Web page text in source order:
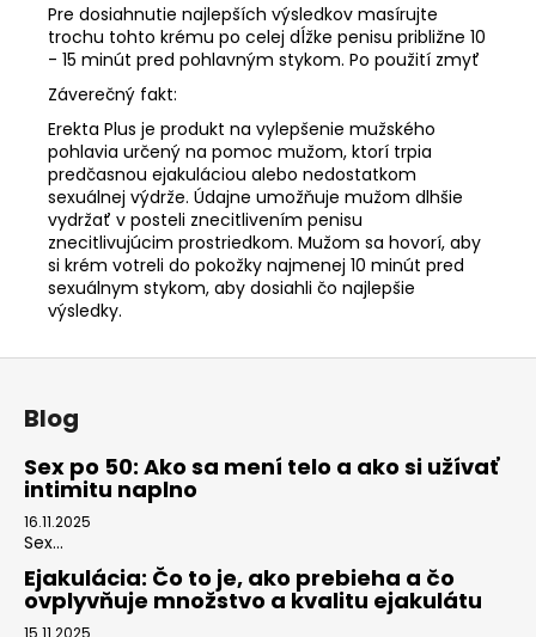
Pre dosiahnutie najlepších výsledkov masírujte
trochu tohto krému po celej dĺžke penisu približne 10
- 15 minút pred pohlavným stykom. Po použití zmyť
Záverečný fakt:
Erekta Plus je produkt na vylepšenie mužského
pohlavia určený na pomoc mužom, ktorí trpia
predčasnou ejakuláciou alebo nedostatkom
sexuálnej výdrže. Údajne umožňuje mužom dlhšie
vydržať v posteli znecitlivením penisu
znecitlivujúcim prostriedkom. Mužom sa hovorí, aby
si krém votreli do pokožky najmenej 10 minút pred
sexuálnym stykom, aby dosiahli čo najlepšie
výsledky.
Z
Blog
Sex po 50: Ako sa mení telo a ako si užívať
intimitu naplno
16.11.2025
Sex...
Ejakulácia: Čo to je, ako prebieha a čo
ovplyvňuje množstvo a kvalitu ejakulátu
15.11.2025